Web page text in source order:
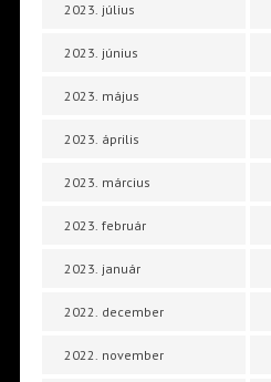
2023. július
2023. június
2023. május
2023. április
2023. március
2023. február
2023. január
2022. december
2022. november